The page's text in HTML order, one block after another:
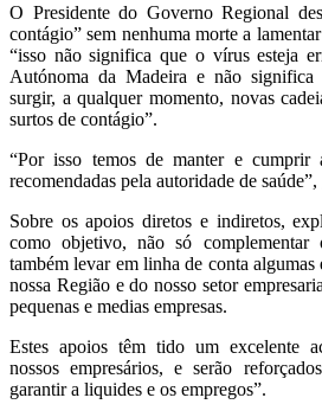
O Presidente do Governo Regional
contágio” sem nenhuma morte a
“isso não significa que o vírus esteja
Autónoma da Madeira e não significa
surgir, a qualquer momento, novas
surtos de contágio”.
“Por isso temos de manter e cumprir
recomendadas pela autoridade de
Sobre os apoios diretos e indiretos,
como objetivo, não só complementar
também levar em linha de conta algumas
nossa Região e do nosso setor
pequenas e medias empresas.
Estes apoios têm tido um excelente
nossos empresários, e serão
garantir a liquides e os empregos”.